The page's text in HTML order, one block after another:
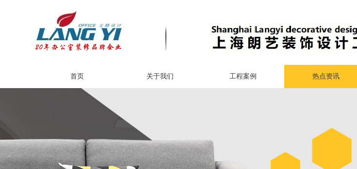
首页 关于我们 工程案例 热点资讯